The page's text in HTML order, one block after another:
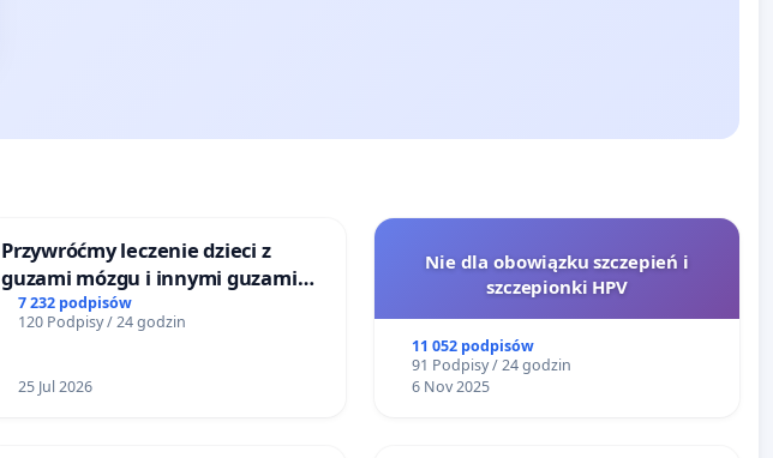
Przywróćmy leczenie dzieci z
guzami mózgu i innymi guzami
litymi do Górnośląskiego
Centrum Zdrowia Dziecka w
7 232 podpisów
120 Podpisy / 24 godzin
25 Jul 2026
Nie dla obowiązku szczepień i
szczepionki HPV
11 052 podpisów
91 Podpisy / 24 godzin
6 Nov 2025